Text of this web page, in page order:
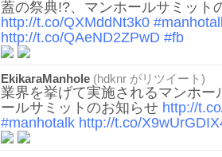
蓋の祭典!?、マンホールサミット
http://t.co/QXMddNt3k0
http://t.co/QAeND2ZPwD #fb
EkikaraManhole (hdknr がリツイート)
業界を挙げて実施されるマンホー
ールサミットのお知らせ http://
#manhotalk http://t.co/